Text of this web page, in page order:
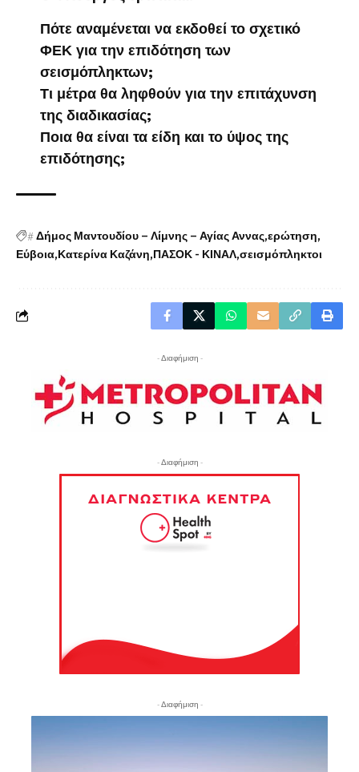
Πότε αναμένεται να εκδοθεί το σχετικό
ΦΕΚ για την επιδότηση των
σεισμόπληκτων;
Τι μέτρα θα ληφθούν για την επιτάχυνση
της διαδικασίας;
Ποια θα είναι τα είδη και το ύψος της
επιδότησης;
#Δήμος Μαντουδίου – Λίμνης – Αγίας Αννας ερώτηση
Εύβοια Κατερίνα Καζάνη ΠΑΣΟΚ - ΚΙΝΑΛ σεισμόπληκτοι
- Διαφήμιση -
- Διαφήμιση -
- Διαφήμιση -